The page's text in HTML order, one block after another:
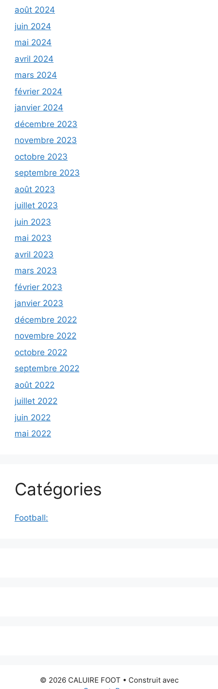
août 2024
juin 2024
mai 2024
avril 2024
mars 2024
février 2024
janvier 2024
décembre 2023
novembre 2023
octobre 2023
septembre 2023
août 2023
juillet 2023
juin 2023
mai 2023
avril 2023
mars 2023
février 2023
janvier 2023
décembre 2022
novembre 2022
octobre 2022
septembre 2022
août 2022
juillet 2022
juin 2022
mai 2022
Catégories
Football:
© 2026 CALUIRE FOOT • Construit avec